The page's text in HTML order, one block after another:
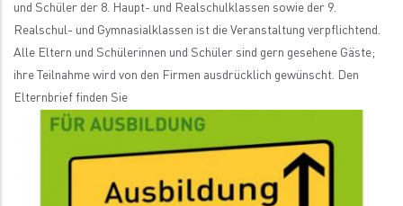
und Schüler der 8. Haupt- und Realschulklassen sowie der 9.
Realschul- und Gymnasialklassen ist die Veranstaltung verpflichtend.
Alle Eltern und Schülerinnen und Schüler sind gern gesehene Gäste;
ihre Teilnahme wird von den Firmen ausdrücklich gewünscht. Den
Elternbrief finden Sie